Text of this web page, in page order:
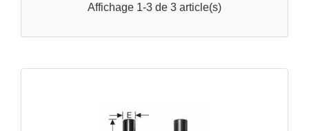
Affichage 1-3 de 3 article(s)